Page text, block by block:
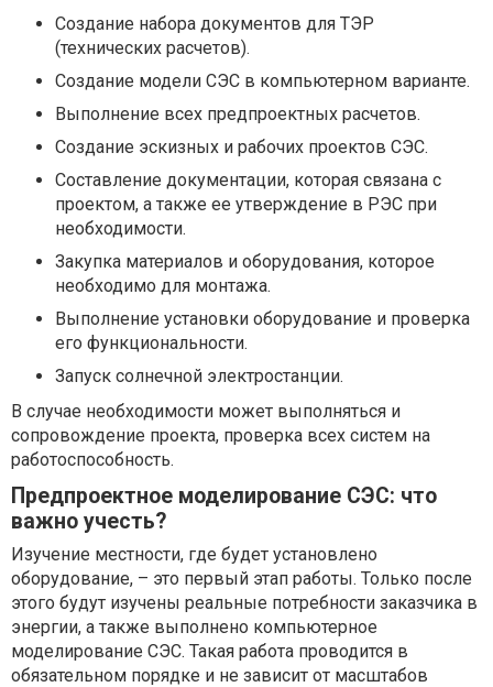
Создание набора документов для ТЭР
(технических расчетов).
Создание модели СЭС в компьютерном варианте.
Выполнение всех предпроектных расчетов.
Создание эскизных и рабочих проектов СЭС.
Составление документации, которая связана с
проектом, а также ее утверждение в РЭС при
необходимости.
Закупка материалов и оборудования, которое
необходимо для монтажа.
Выполнение установки оборудование и проверка
его функциональности.
Запуск солнечной электростанции.
В случае необходимости может выполняться и
сопровождение проекта, проверка всех систем на
работоспособность.
Предпроектное моделирование СЭС: что
важно учесть?
Изучение местности, где будет установлено
оборудование, – это первый этап работы. Только после
этого будут изучены реальные потребности заказчика в
энергии, а также выполнено компьютерное
моделирование СЭС. Такая работа проводится в
обязательном порядке и не зависит от масштабов